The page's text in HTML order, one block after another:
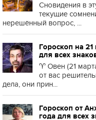
Сновидения в
текущие
нерешённый вопрос, ...
Гороскоп на
для всех
♈️ Овен (21
от вас
дела, они прин...
Гороскоп от
года для всех